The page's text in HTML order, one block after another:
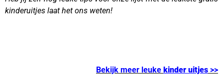
kinderuitjes laat het ons weten!
Bekijk meer leuke kinder uitjes >>